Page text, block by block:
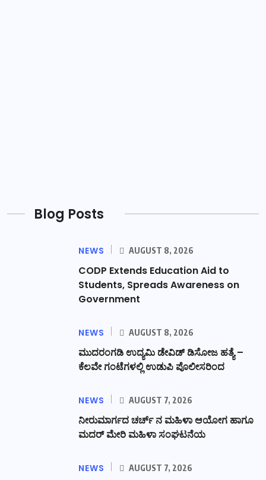
Blog Posts
NEWS AUGUST 8, 2026
CODP Extends Education Aid to
Students, Spreads Awareness on
Government
NEWS AUGUST 8, 2026
ಮುದರಂಗಡಿ ಉದ್ಯಮಿ ಡೇವಿಡ್ ಡಿಸೋಜ ಹತ್ಯೆ –
ಕೆಲವೇ ಗಂಟೆಗಳಲ್ಲಿ ಉಡುಪಿ ಪೊಲೀಸರಿಂದ
NEWS AUGUST 7, 2026
ನೀರುಮಾರ್ಗದ ಚರ್ಚ್ ನ ಮಹಿಳಾ ಆಯೋಗ ಹಾಗೂ
ಮದರ್ ಮೇರಿ ಮಹಿಳಾ ಸಂಘಟನೆಯ
NEWS AUGUST 7, 2026